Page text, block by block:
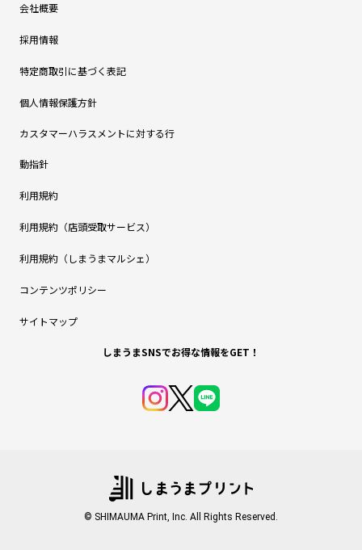
会社概要
採用情報
特定商取引に基づく表記
個人情報保護方針
カスタマーハラスメントに対する行
動指針
利用規約
利用規約（店頭受取サービス）
利用規約（しまうまマルシェ）
コンテンツポリシー
サイトマップ
しまうまSNSでお得な情報をGET！
© SHIMAUMA Print, Inc. All Rights Reserved.